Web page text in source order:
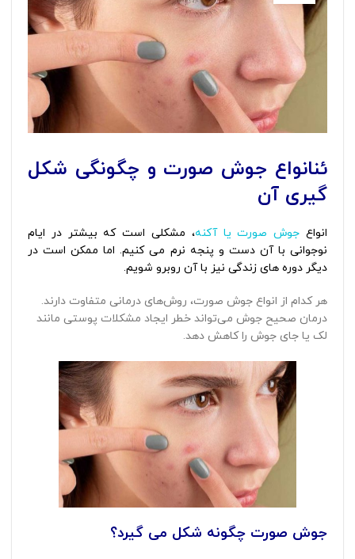
ئنانواع جوش صورت و چگونگی شکل
گیری آن
انواع جوش صورت یا آکنه، مشکلی است که بیشتر در ایام
نوجوانی با آن دست و پنجه نرم می کنیم. اما ممکن است در
دیگر دوره های زندگی نیز با آن روبرو شویم.
هر کدام از انواع جوش صورت، روش‌های درمانی متفاوت دارند.
درمان صحیح جوش می‌تواند خطر ایجاد مشکلات پوستی مانند
لک یا جای جوش را کاهش دهد.
جوش صورت چگونه شکل می گیرد؟